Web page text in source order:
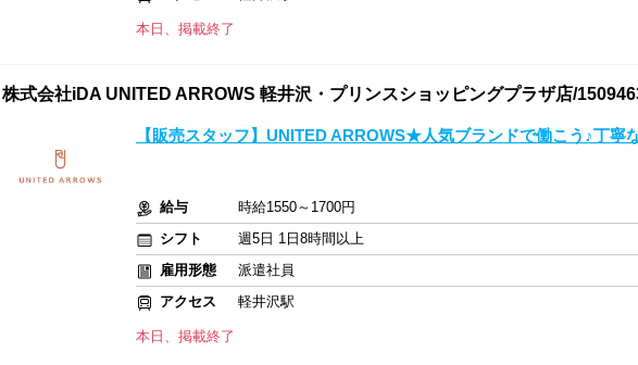
本日、掲載終了
株式会社iDA UNITED ARROWS 軽井沢・プリンスショッピングプラザ店/
【販売スタッフ】UNITED ARROWS★人気ブランドで働こう♪丁寧
給与
時給1550～1700円
シフト
週5日 1日8時間以上
雇用形態
派遣社員
アクセス
軽井沢駅
本日、掲載終了